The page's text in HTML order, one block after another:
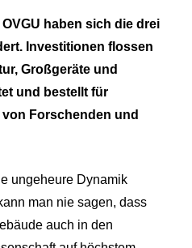
haben sich die drei
Investitionen flossen
Großgeräte und
und bestellt für
Forschenden und
ungeheure Dynamik
man nie sagen, dass
auch in den